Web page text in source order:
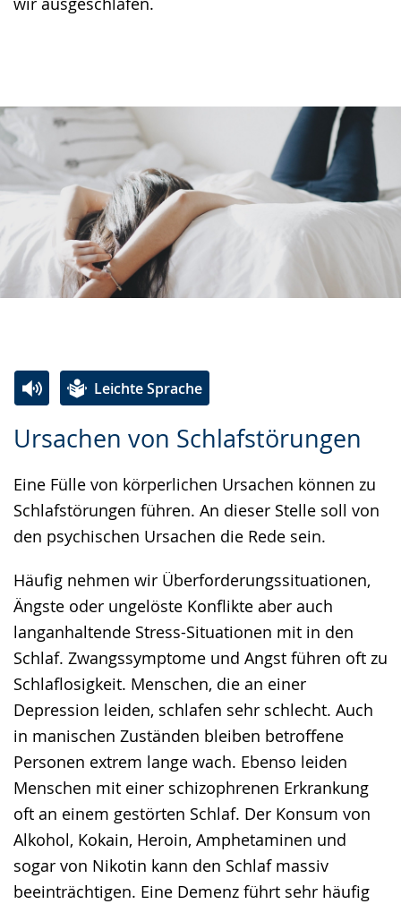
Ursachen von Schlafstörungen
Eine Fülle von körperlichen Ursachen können zu
Schlafstörungen führen. An dieser Stelle soll von
den psychischen Ursachen die Rede sein.
Häufig nehmen wir Überforderungssituationen,
Ängste oder ungelöste Konflikte aber auch
langanhaltende Stress-Situationen mit in den
Schlaf. Zwangssymptome und Angst führen oft zu
Schlaflosigkeit. Menschen, die an einer
Depression leiden, schlafen sehr schlecht. Auch
in manischen Zuständen bleiben betroffene
Personen extrem lange wach. Ebenso leiden
Menschen mit einer schizophrenen Erkrankung
oft an einem gestörten Schlaf. Der Konsum von
Alkohol, Kokain, Heroin, Amphetaminen und
sogar von Nikotin kann den Schlaf massiv
beeinträchtigen. Eine Demenz führt sehr häufig
Leichte Sprache
Leichten
wechseln.
Audio-
Video
Deutscher
Gebärdensprache
wird
angezeigt.